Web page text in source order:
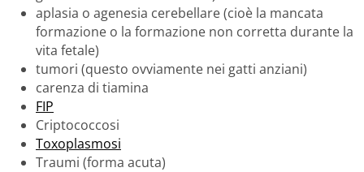
aplasia o agenesia cerebellare (cioè la mancata
formazione o la formazione non corretta durante la
vita fetale)
tumori (questo ovviamente nei gatti anziani)
carenza di tiamina
FIP
Criptococcosi
Toxoplasmosi
Traumi (forma acuta)